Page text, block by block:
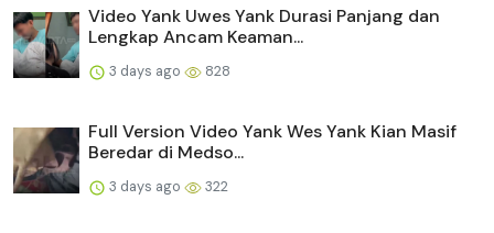
Video Yank Uwes Yank Durasi Panjang dan
Lengkap Ancam Keaman...
3 days ago 828
Full Version Video Yank Wes Yank Kian Masif
Beredar di Medso...
3 days ago 322